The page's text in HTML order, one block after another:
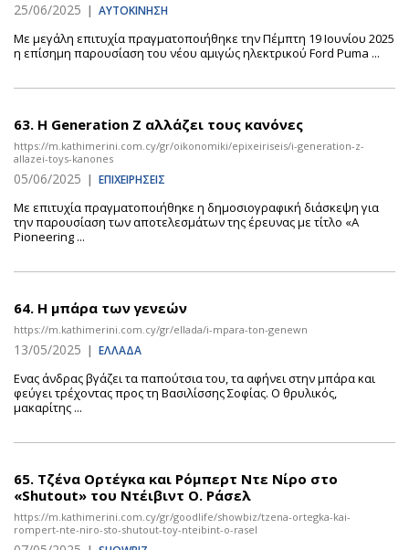
25/06/2025 | ΑΥΤΟΚΙΝΗΣΗ
Με μεγάλη επιτυχία πραγματοποιήθηκε την Πέμπτη 19 Ιουνίου 2025
η επίσημη παρουσίαση του νέου αμιγώς ηλεκτρικού Ford Puma ...
63. Η Generation Z αλλάζει τους κανόνες
https://m.kathimerini.com.cy/gr/oikonomiki/epixeiriseis/i-generation-z-
allazei-toys-kanones
05/06/2025 | ΕΠΙΧΕΙΡΗΣΕΙΣ
Με επιτυχία πραγματοποιήθηκε η δημοσιογραφική διάσκεψη για
την παρουσίαση των αποτελεσμάτων της έρευνας με τίτλο «A
Pioneering ...
64. Η μπάρα των γενεών
https://m.kathimerini.com.cy/gr/ellada/i-mpara-ton-genewn
13/05/2025 | ΕΛΛΑΔΑ
Ενας άνδρας βγάζει τα παπούτσια του, τα αφήνει στην μπάρα και
φεύγει τρέχοντας προς τη Βασιλίσσης Σοφίας. Ο θρυλικός,
μακαρίτης ...
65. Τζένα Ορτέγκα και Ρόμπερτ Ντε Νίρο στο
«Shutout» του Ντέιβιντ Ο. Ράσελ
https://m.kathimerini.com.cy/gr/goodlife/showbiz/tzena-ortegka-kai-
rompert-nte-niro-sto-shutout-toy-nteibint-o-rasel